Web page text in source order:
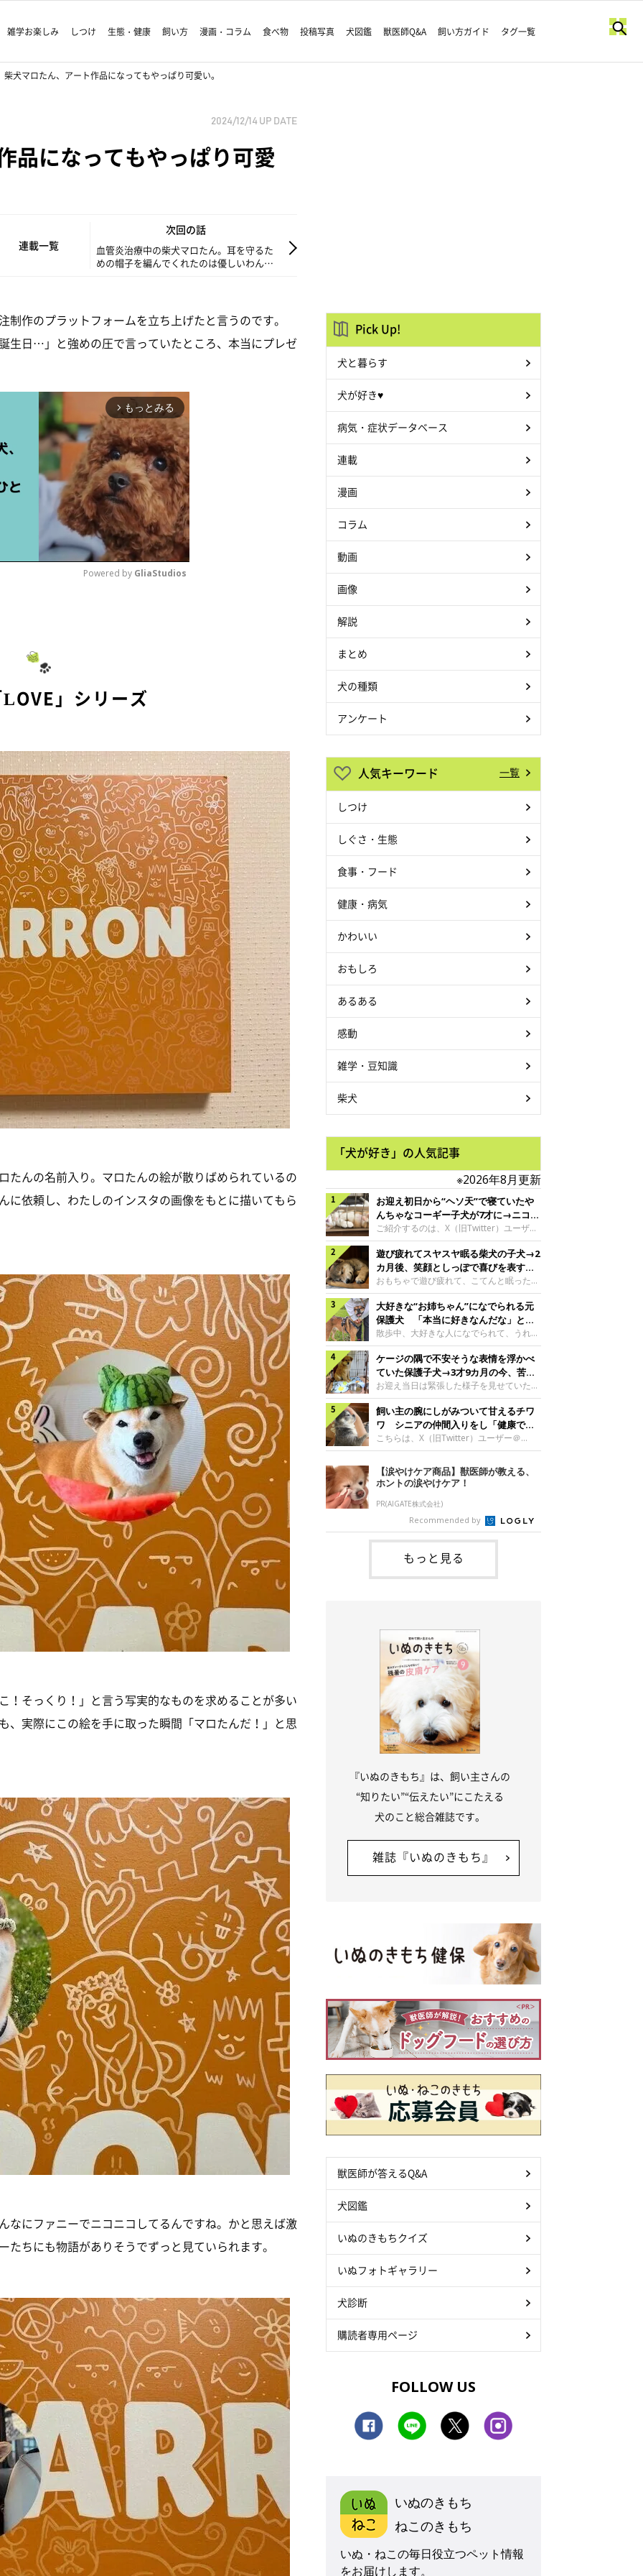
雑学お楽しみ しつけ 生態・健康 飼い方 漫画・コラム 食べ物 投稿写真 犬図鑑 獣医師Q&A 飼い方ガイド タグ一覧
柴犬マロたん、アート作品になってもやっぱり可愛い。
2024/12/14 UP DATE
品になってもやっぱり可愛
連載一覧
次回の話
血管炎治療中の柴犬マロたん。耳を守るた
めの帽子を編んでくれたのは優しいわんこ
作のプラットフォームを立ち上げたと言うのです。
生日…」と強めの圧で言っていたところ、本当にプレゼ
arrow_forward_ios もっとみる
Powered by GliaStudios
」シリーズ
たんの名前入り。マロたんの絵が散りばめられているの
に依頼し、わたしのインスタの画像をもとに描いてもら
！そっくり！」と言う写実的なものを求めることが多い
、実際にこの絵を手に取った瞬間「マロたんだ！」と思
なにファニーでニコニコしてるんですね。かと思えば激
ちにも物語がありそうでずっと見ていられます。
Pick Up!
犬と暮らす
犬が好き♥
病気・症状データベース
連載
漫画
コラム
動画
画像
解説
まとめ
犬の種類
アンケート
人気キーワード 一覧
しつけ
しぐさ・生態
食事・フード
健康・病気
かわいい
おもしろ
あるある
感動
雑学・豆知識
柴犬
「犬が好き」の人気記事
※2026年8月更新
お迎え初日から“ヘソ天”で寝ていたや
んちゃなコーギー子犬が7才に→ニコニ
コ“コーギースマイル”が魅力のコに成
長！
ご紹介するのは、X（旧Twitter）ユーザー
＠Kus1oKg2vsgdWS2さんの愛犬でウェル
シュ・コーギー・ペンブロークの神楽ちゃ
ん。今年の8月で7才になるという神楽ちゃ
んですが、いったいどんな子犬時代を過ご
したのでしょうか。今回は、神楽ちゃんの
成長を飼い主さんと振り返ります！神楽ち
ゃんの成長について聞いた！お迎えから数
日後の神楽ちゃん（撮影時生後2カ月）＠
Kus1oKg2vsgdWS2――お迎え当初の神楽
ちゃんの様子について教えてください。飼
い主さん： 「お迎え当日から“ヘソ天”で寝
るようなコでし
遊び疲れてスヤスヤ眠る柴犬の子犬→2
カ月後、笑顔としっぽで喜びを表すコ
に成長！
おもちゃで遊び疲れて、こてんと眠った子
犬。あれから2カ月、表情や行動にさまざ
まな変化が見られるようになりました。遊
び疲れて眠る生後2カ月のなっちゃん遊び
疲れた様子のなっちゃん。@Pkndg_紹介
するのは、X（旧Twitter）ユーザー
@Pkndg_さんの愛犬・なっちゃん（取材
時、生後4カ月／柴犬）。こちらの写真
は、なっちゃんが生後2カ月のころに撮影
された一枚です。この日、なっちゃんは家
族と一緒におもちゃで遊んでいました。た
くさん遊んで疲れたのか、その後は眠り始
めたそうです。眠るなっちゃん。
@Pkndg_
大好きな“お姉ちゃん”になでられる元
保護犬 「本当に好きなんだな」と感
じる表情にほっこり
散歩中、大好きな人になでられて、うれし
そうな表情を見せる元保護犬。甘えるよう
な姿に、見ているこちらまでほっこりしま
す。大好きな“お姉ちゃん”に甘える小次郎
くん妹さんになでてもらい、うれしそうな
表情を見せる小次郎くん（2026年6月撮
影）。@mika_Jimmy紹介するのは、X（旧
Twitter）ユーザー@mika_Jimmyさんの愛
犬・小次郎くん（撮影時5才）。こちら
は、飼い主さんの妹さんと一緒に散歩をし
日、飼い主さんは実家から自宅へ帰る途
中、妹さんと公園で待ち合わせ
ケージの隅で不安そうな表情を浮かべ
ていた保護子犬→3才9カ月の今、苦手
を克服し頼もしいコに成長！
お迎え当日は緊張した様子を見せていた元
野犬の保護子犬。あれから約3年半、苦手
だったことを一つひとつ克服し、家族に寄
り添う姿を見せています。お迎え当日、ケ
ージの隅で不安そうにお迎え当日のシルビ
アちゃん。@nemonemotos今回紹介する
のは、X（旧Twitter）ユーザー
@nemonemotosさんの愛犬・シルビアち
ゃん（撮影当時、生後推定2カ月）。飼い
主さんが「#最初に撮った一枚」として投
稿した写真には、ケージの隅で不安そうな
表情を浮かべるシルビアちゃんの姿が写っ
ていました。こちらは、保護犬だったシル
飼い主の腕にしがみついて甘えるチワ
ワ シニアの仲間入りをし「健康で穏
やかな暮らしが続いてほしい」と願う
こちらは、X（旧Twitter）ユーザー＠
kotubusuke617さんが投稿した写真。写
っているのは、愛犬でチワワのつぶしゃん
（本名：こつぶちゃん）です。飼い主さん
の腕にしがみつくつぶしゃん（撮影時6
才）＠kotubusuke617撮影当時の状況に
ついて伺うと、飼い主さんはこう教えてく
れました。飼い主さん： 「ある休日のこ
とです。私がソファに座った途端にひざの
上にのってきたので、そのままなでながら
テレビを見ていたのですが、微動だにしな
いので気になって見てみると、腕にしがみ
【涙やけケア商品】獣医師が教える、
ホントの涙やけケア！
PR(AIGATE株式会社)
Recommended by
もっと見る
『いぬのきもち』は、飼い主さんの
“知りたい”“伝えたい”にこたえる
犬のこと総合雑誌です。
雑誌『いぬのきもち』
獣医師が答えるQ&A
犬図鑑
いぬのきもちクイズ
いぬフォトギャラリー
犬診断
購読者専用ページ
FOLLOW US
いぬのきもち
ねこのきもち
いぬ・ねこの毎日役立つペット情報
をお届けします。